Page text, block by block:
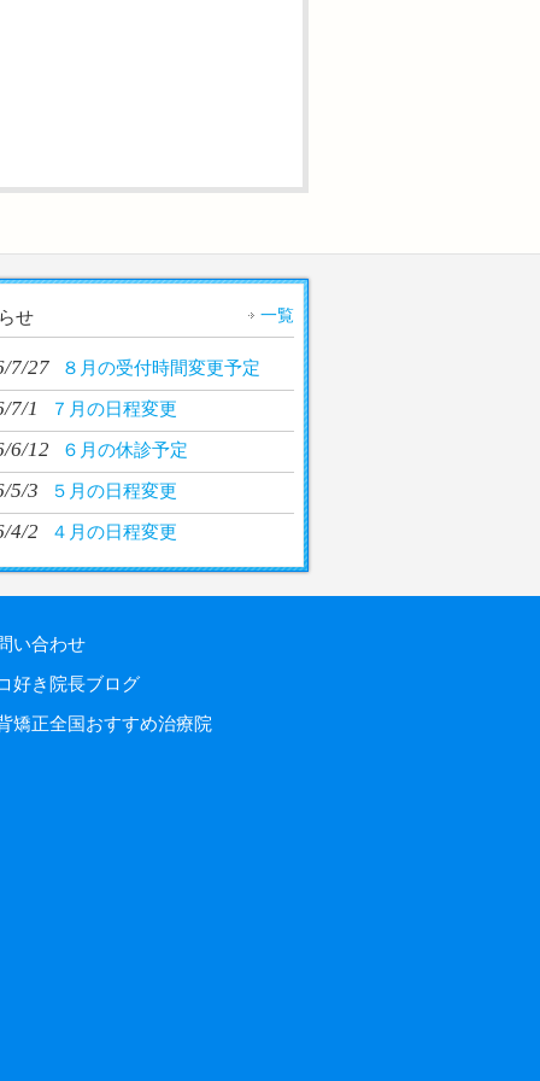
せ 一覧
7/27 ８月の受付時間変更予定
7/1 ７月の日程変更
6/12 ６月の休診予定
5/3 ５月の日程変更
4/2 ４月の日程変更
い合わせ
好き院長ブログ
矯正全国おすすめ治療院